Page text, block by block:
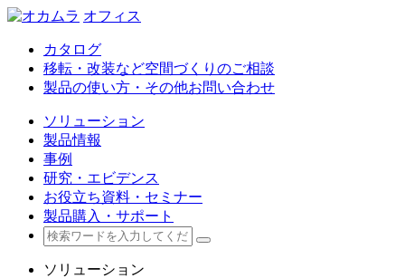
オフィス
カタログ
移転・改装など空間づくりのご相談
製品の使い方・その他お問い合わせ
ソリューション
製品情報
事例
研究・エビデンス
お役立ち資料・セミナー
製品購入・サポート
ソリューション